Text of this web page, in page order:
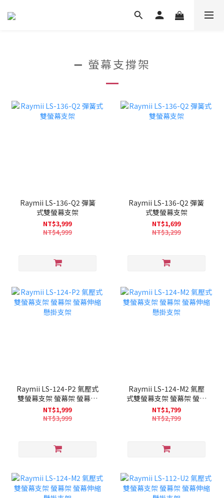
➖ 螢幕支撐架
Raymii LS-136-Q2 彈簧
式雙螢幕支架
NT$3,999
NT$4,999
Raymii LS-136-Q2 彈簧
式雙螢幕支架
NT$1,699
NT$3,299
Raymii LS-124-P2 氣壓式
雙螢幕支架 螢幕架 螢幕伸
縮懸掛支架
NT$1,999
NT$3,999
Raymii LS-124-M2 氣壓
式雙螢幕支架 螢幕架 螢幕
伸縮懸掛支架
NT$1,799
NT$2,799